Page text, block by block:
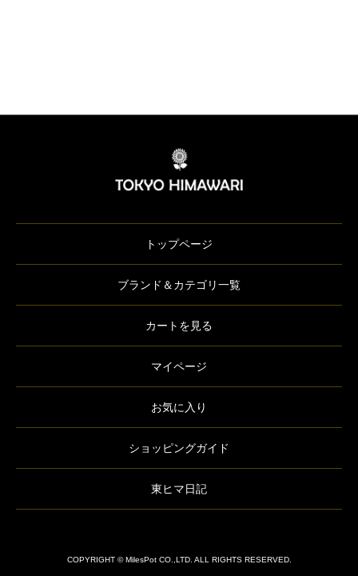
トップページ
ブランド＆カテゴリ一覧
カートを見る
マイページ
お気に入り
ショッピングガイド
東ヒマ日記
COPYRIGHT © MilesPot CO.,LTD. ALL RIGHTS RESERVED.